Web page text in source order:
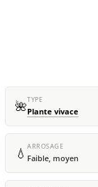
🌺TYPE
Plante vivace
💧 ARROSAGE
Faible, moyen